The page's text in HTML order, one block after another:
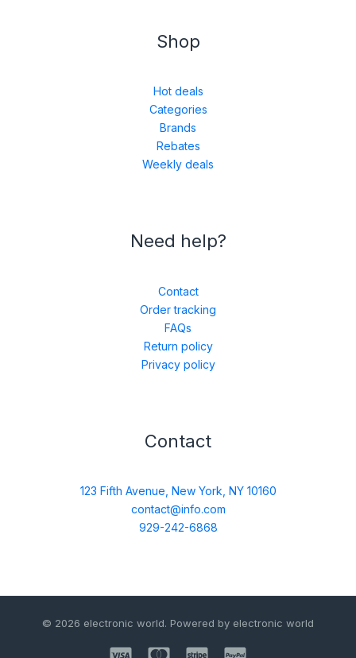
Shop
Hot deals
Categories
Brands
Rebates
Weekly deals
Need help?
Contact
Order tracking
FAQs
Return policy
Privacy policy
Contact
123 Fifth Avenue, New York, NY 10160
contact@info.com
929-242-6868
© 2026 electronic world. Powered by electronic world